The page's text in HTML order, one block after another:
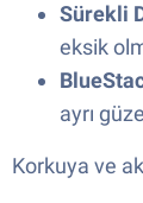
Sürekli
eksik
ayrı
Korkuya ve